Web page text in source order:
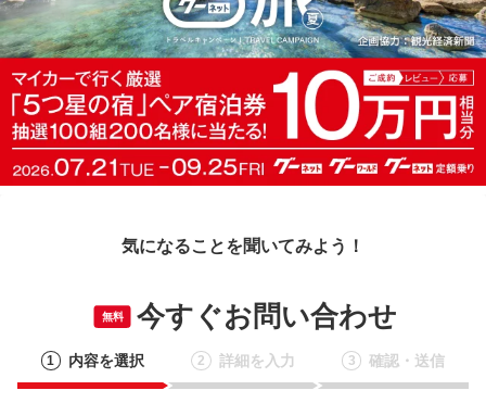
気になることを聞いてみよう！
無料 今すぐお問い合わせ
1 内容を選択 2 詳細を入力 3 確認・送信